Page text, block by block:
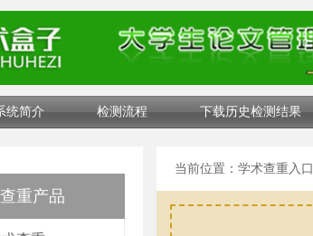
统简介 检测流程 下载历史检测结果
重产品
当前位置： 学术查重入口